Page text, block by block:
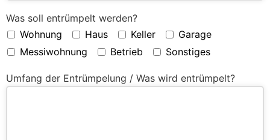
Was soll entrümpelt werden?
Wohnung
Haus Keller
Garage
Messiwohnung
Betrieb Sonstiges
Umfang der Entrümpelung / Was wird entrümpelt?